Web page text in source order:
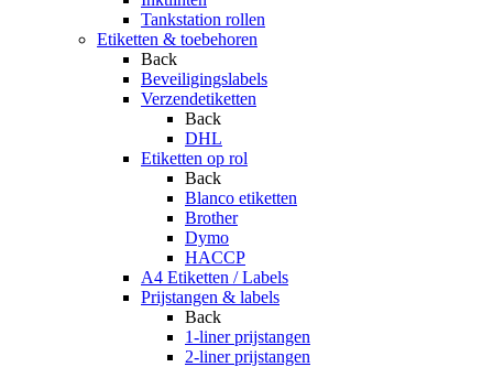
Tankstation rollen
Etiketten & toebehoren
Back
Beveiligingslabels
Verzendetiketten
Back
DHL
Etiketten op rol
Back
Blanco etiketten
Brother
Dymo
HACCP
A4 Etiketten / Labels
Prijstangen & labels
Back
1-liner prijstangen
2-liner prijstangen